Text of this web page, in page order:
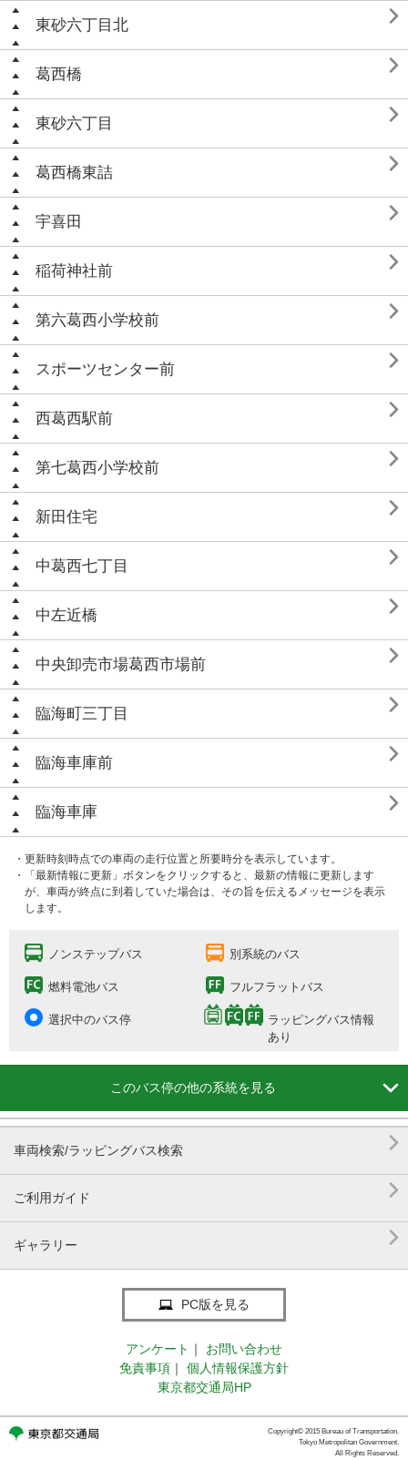
東砂六丁目北 
葛西橋 
東砂六丁目 
葛西橋東詰 
宇喜田 
稲荷神社前 
第六葛西小学校前 
スポーツセンター前 
西葛西駅前 
第七葛西小学校前 
新田住宅 
中葛西七丁目 
中左近橋 
中央卸売市場葛西市場前 
臨海町三丁目 
臨海車庫前 
臨海車庫 
・更新時刻時点での車両の走行位置と所要時分を表示しています。
・「最新情報に更新」ボタンをクリックすると、最新の情報に更新します
が、車両が終点に到着していた場合は、その旨を伝えるメッセージを表示
します。
ノンステップバス 別系統のバス
燃料電池バス フルフラットバス
選択中のバス停
ラッピングバス情報
あり
このバス停の他の系統を見る 
車両検索/ラッピングバス検索 
ご利用ガイド 
ギャラリー 
PC版を見る
アンケート ｜
お問い合わせ
免責事項 ｜
個人情報保護方針
東京都交通局HP
Copyright© 2015 Bureau of Transportation.
Tokyo Metropolitan Government.
All Rights Reserved.